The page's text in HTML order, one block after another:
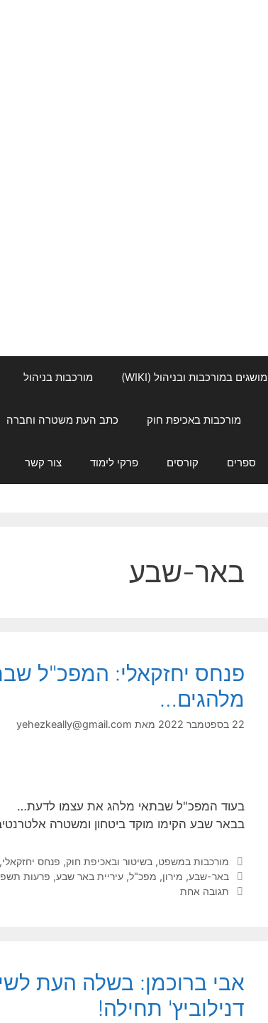
מושגים במורכבות ובניהול (WIKI) מורכבות בניהול
מורכבות באכיפת חוק כתב העת משטרה וחברה
ספרים קורסים פרקי לימוד צור קשר
באר-שבע
פנחס יחזקאלי: המפכ"ל
מלהגים…
22 בספטמבר 2022 מאת yehezkeally@gmail.com
בעוד המפכ"ל שבתאי מלהג את עצמו לדעת…
בבאר שבע הקימו מוקד ביטחון ומשטרה
קטגוריות
מורכבות במשפט, בשיטור ובאכיפת חוק, פנחס יחזקאלי,
תגיות
באר-שבע, מירון, מפכ"ל, עיריית באר שבע, פרעות
תגובה אחת
אבי ברוכמן: בשלה העת
דנילוביץ' תחילה!